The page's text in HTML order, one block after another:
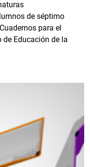
de séptimo
para el
Educación de la